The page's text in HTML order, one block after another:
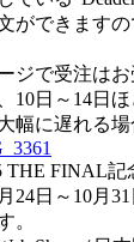
ができます
ジで受注はお
10日～14日
幅に遅れる
THE FINAL記
日～10月
。